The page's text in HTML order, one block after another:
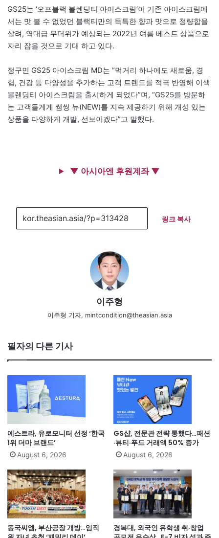
GS25는 ‘오프블랙 블렌딩티 아이스크림’이 기존 아이스크림에
서는 맛 볼 수 없었던 블랙티만의 독특한 향과 맛으로 청량함을
살려, 역대급 무더위가 예상되는 2022년 여름 베스트 상품으로
자리 잡을 것으로 기대 하고 있다.
정구민 GS25 아이스크림 MD는 “먹거리 하나에도 새로움, 경
험, 건강 등 다양성을 추가하는 고객 트렌드를 적극 반영해 이색
블렌딩티 아이스크림을 출시하게 되었다”며, “GS25를 방문하
는 고객들게게 썸씽 뉴(NEW)를 지속 제공하기 위해 개성 있는
상품을 다양하게 개발, 선보이겠다”고 말했다.
▼ 아시아엔 후원계좌 ▼
링크 복사
이주형
이주형 기자, mintcondition@theasian.asia
필자의 다른 기사
에스트라, 유로모니터 선정 ‘한국
1위 더마 브랜드’
August 6, 2026
GS샵, 전문관 전략 통했다…패션
·뷰티·푸드 거래액 50% 증가
August 6, 2026
동국씨엠, 부산공장 개방…임직
경복대, 외국인 유학생 취·창업